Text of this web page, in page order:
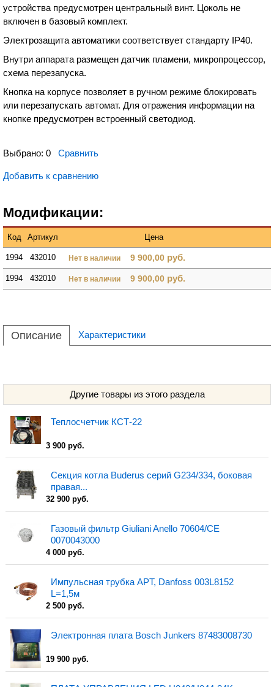
устройства предусмотрен центральный винт. Цоколь не
включен в базовый комплект.
Электрозащита автоматики соответствует стандарту IP40.
Внутри аппарата размещен датчик пламени, микропроцессор,
схема перезапуска.
Кнопка на корпусе позволяет в ручном режиме блокировать
или перезапускать автомат. Для отражения информации на
кнопке предусмотрен встроенный светодиод.
Выбрано: 0 Сравнить
Добавить к сравнению
Модификации:
Код Артикул Цена
1994 432010 Нет в наличии 9 900,00 руб.
1994 432010 Нет в наличии 9 900,00 руб.
Описание Характеристики
Другие товары из этого раздела
Теплосчетчик КСТ-22
3 900 руб.
Секция котла Buderus серий G234/334, боковая
правая...
32 900 руб.
Газовый фильтр Giuliani Anello 70604/CE
0070043000
4 000 руб.
Импульсная трубка APT, Danfoss 003L8152
L=1,5м
2 500 руб.
Электронная плата Bosch Junkers 87483008730
19 900 руб.